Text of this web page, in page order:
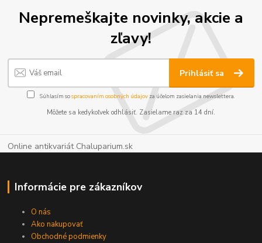
Nepremeškajte novinky, akcie a
zľavy!
Prihlásiť sa
Súhlasím sospracovaním osobných údajov za účelom zasielania newslettera.
Môžete sa kedykoľvek odhlásiť. Zasielame raz za 14 dní.
Online antikvariát Chaluparium.sk
Informácie pre zákazníkov
O nás
Ako nakupovať
Obchodné podmienky